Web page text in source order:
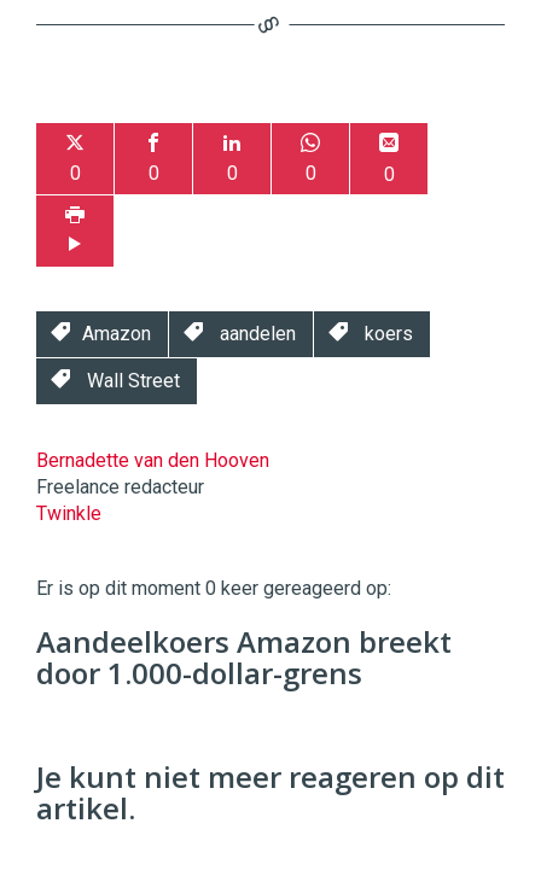
0 0 0 0 0
Amazon aandelen koers
Wall Street
Bernadette van den Hooven
Freelance redacteur
Twinkle
|
Digital
Commerce https://twinklemagazine.nl
9654
Er is op dit moment 0 keer gereageerd op:
Aandeelkoers Amazon breekt
door 1.000-dollar-grens
Je kunt niet meer reageren op dit
artikel.